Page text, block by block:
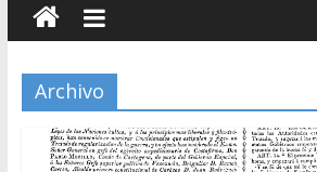
Archivo